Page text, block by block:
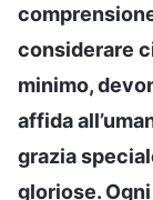
considerare
minimo,
affida
grazia
gloriose.